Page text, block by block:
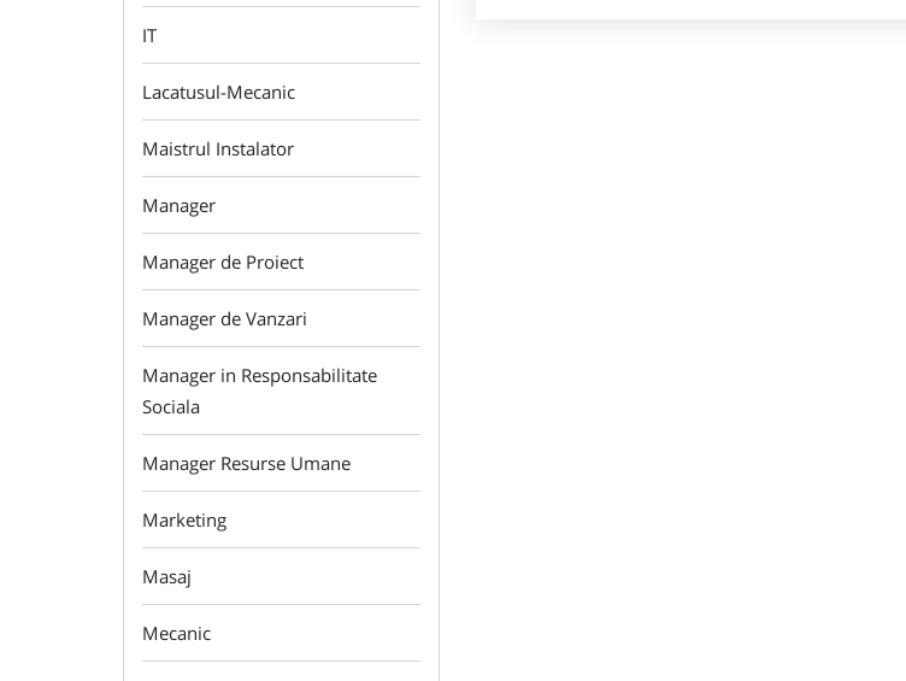
IT
Lacatusul-Mecanic
Maistrul Instalator
Manager
Manager de Proiect
Manager de Vanzari
Manager in Responsabilitate
Sociala
Manager Resurse Umane
Marketing
Masaj
Mecanic